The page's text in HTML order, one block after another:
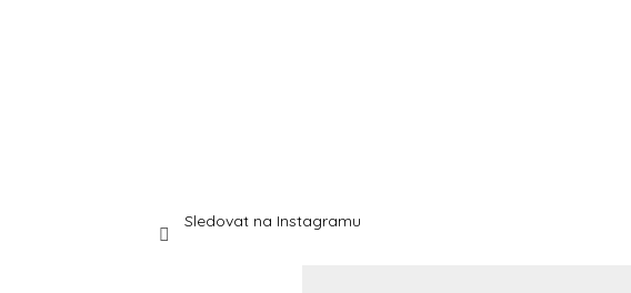
Sledovat na Instagramu